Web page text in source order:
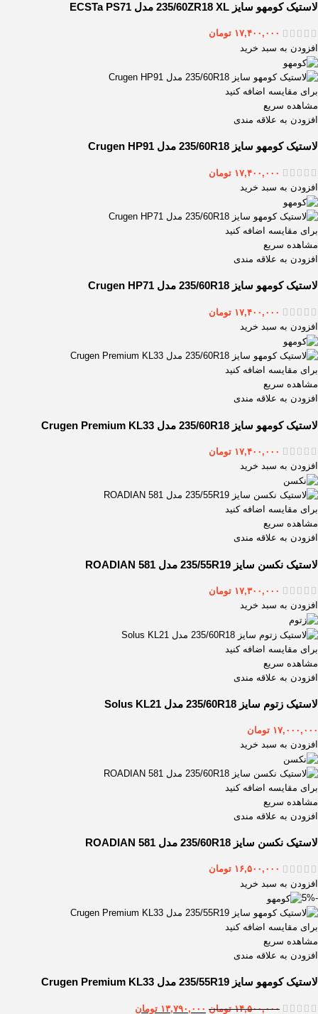
لاستیک کومهو سایز 235/60ZR18 XL مدل ECSTa PS71
۱۷,۴۰۰,۰۰۰ تومان
افزودن به سبد خرید
برای مقایسه اضافه کنید
مشاهده سریع
افزودن به علاقه مندی
لاستیک کومهو سایز 235/60R18 مدل Crugen HP91
۱۷,۴۰۰,۰۰۰ تومان
افزودن به سبد خرید
برای مقایسه اضافه کنید
مشاهده سریع
افزودن به علاقه مندی
لاستیک کومهو سایز 235/60R18 مدل Crugen HP71
۱۷,۴۰۰,۰۰۰ تومان
افزودن به سبد خرید
برای مقایسه اضافه کنید
مشاهده سریع
افزودن به علاقه مندی
لاستیک کومهو سایز 235/60R18 مدل Crugen Premium KL33
۱۷,۴۰۰,۰۰۰ تومان
افزودن به سبد خرید
برای مقایسه اضافه کنید
مشاهده سریع
افزودن به علاقه مندی
لاستیک نکسن سایز 235/55R19 مدل ROADIAN 581
۱۷,۳۰۰,۰۰۰ تومان
افزودن به سبد خرید
برای مقایسه اضافه کنید
مشاهده سریع
افزودن به علاقه مندی
لاستیک زتوم سایز 235/60R18 مدل Solus KL21
۱۷,۰۰۰,۰۰۰ تومان
افزودن به سبد خرید
برای مقایسه اضافه کنید
مشاهده سریع
افزودن به علاقه مندی
لاستیک نکسن سایز 235/60R18 مدل ROADIAN 581
۱۶,۵۰۰,۰۰۰ تومان
افزودن به سبد خرید
-5%
برای مقایسه اضافه کنید
مشاهده سریع
افزودن به علاقه مندی
لاستیک کومهو سایز 235/55R19 مدل Crugen Premium KL33
۱۴,۵۰۰,۰۰۰ تومان ۱۳,۷۹۰,۰۰۰ تومان